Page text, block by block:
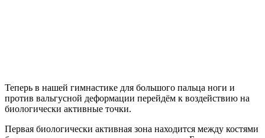
Теперь в нашей гимнастике для большого пальца ноги и
против вальгусной деформации перейдём к воздействию на
биологически активные точки.
Первая биологически активная зона находится между костями